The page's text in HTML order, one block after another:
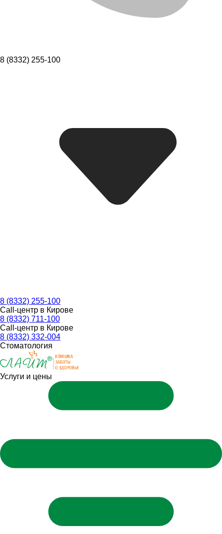
8 (8332) 255-100
8 (8332) 255-100
Call-центр в Кирове
8 (8332) 711-100
Call-центр в Кирове
8 (8332) 332-004
Стоматология
Услуги и цены